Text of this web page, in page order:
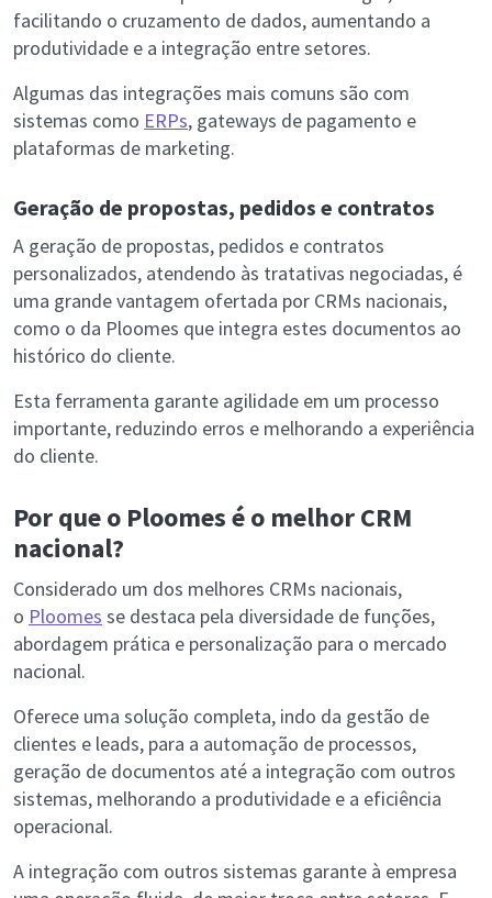
facilitando o cruzamento de dados, aumentando a
produtividade e a integração entre setores.
Algumas das integrações mais comuns são com
sistemas como ERPs, gateways de pagamento e
plataformas de marketing.
Geração de propostas, pedidos e contratos
A geração de propostas, pedidos e contratos
personalizados, atendendo às tratativas negociadas, é
uma grande vantagem ofertada por CRMs nacionais,
como o da Ploomes que integra estes documentos ao
histórico do cliente.
Esta ferramenta garante agilidade em um processo
importante, reduzindo erros e melhorando a experiência
do cliente.
Por que o Ploomes é o melhor CRM
nacional?
Considerado um dos melhores CRMs nacionais,
o Ploomes se destaca pela diversidade de funções,
abordagem prática e personalização para o mercado
nacional.
Oferece uma solução completa, indo da gestão de
clientes e leads, para a automação de processos,
geração de documentos até a integração com outros
sistemas, melhorando a produtividade e a eficiência
operacional.
A integração com outros sistemas garante à empresa